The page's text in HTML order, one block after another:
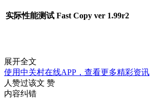
实际性能测试 Fast Copy ver 1.99r2
展开全文
使用中关村在线APP，查看更多精彩资讯
人赞过该文 赞
内容纠错